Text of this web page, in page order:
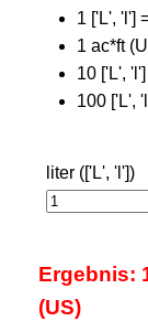
1 ['L', 'l']
1 ac*ft
10 ['L',
100 ['L',
liter (['L', 'l'])
Ergebnis:
(US)